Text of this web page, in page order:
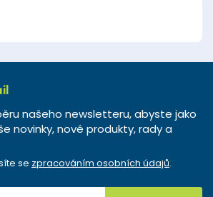
našeho newsletteru, abyste jako
novinky, nové produkty, rady a
se zpracováním osobních údajů.